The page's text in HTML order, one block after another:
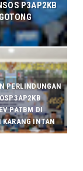
P3AP2KB
PERLINDUNGAN
PATBM DI
KARANG INTAN